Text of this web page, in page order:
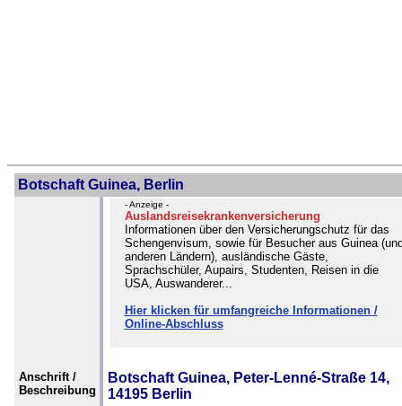
Botschaft Guinea, Berlin
- Anzeige -
Auslandsreisekrankenversicherung
Informationen über den Versicherungschutz für das
Schengenvisum, sowie für Besucher aus Guinea
anderen Ländern), ausländische Gäste,
Sprachschüler, Aupairs, Studenten, Reisen in die
USA, Auswanderer...
Hier klicken für umfangreiche Informationen /
Online-Abschluss
Anschrift /
Beschreibung
Botschaft Guinea, Peter-Lenné-Straße 14,
14195 Berlin